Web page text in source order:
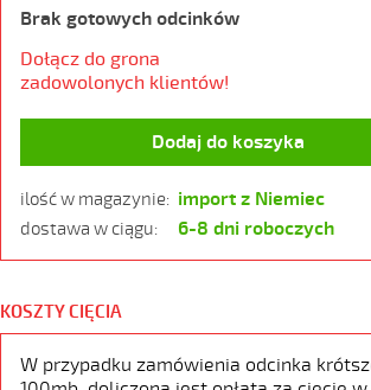
Brak gotowych odcinków
Dołącz do grona
zadowolonych klientów!
Dodaj do koszyka
ilość w magazynie: import z Niemiec
dostawa w ciągu: 6-8 dni roboczych
KOSZTY CIĘCIA
W przypadku zamówienia odcinka